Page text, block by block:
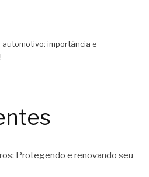
automotivo: importância e
Protegendo e renovando seu